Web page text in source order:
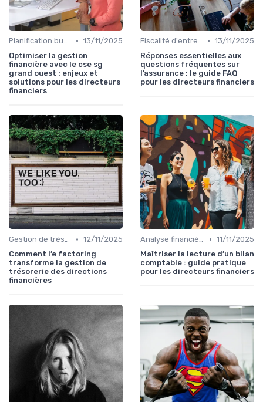
Planification budgétaire • 13/11/2025
Optimiser la gestion
financière avec le cse sg
grand ouest : enjeux et
solutions pour les directeurs
financiers
Fiscalité d'entreprise • 13/11/2025
Réponses essentielles aux
questions fréquentes sur
l’assurance : le guide FAQ
pour les directeurs financiers
Gestion de trésorerie • 12/11/2025
Comment l’e factoring
transforme la gestion de
trésorerie des directions
financières
Analyse financière • 11/11/2025
Maîtriser la lecture d’un bilan
comptable : guide pratique
pour les directeurs financiers